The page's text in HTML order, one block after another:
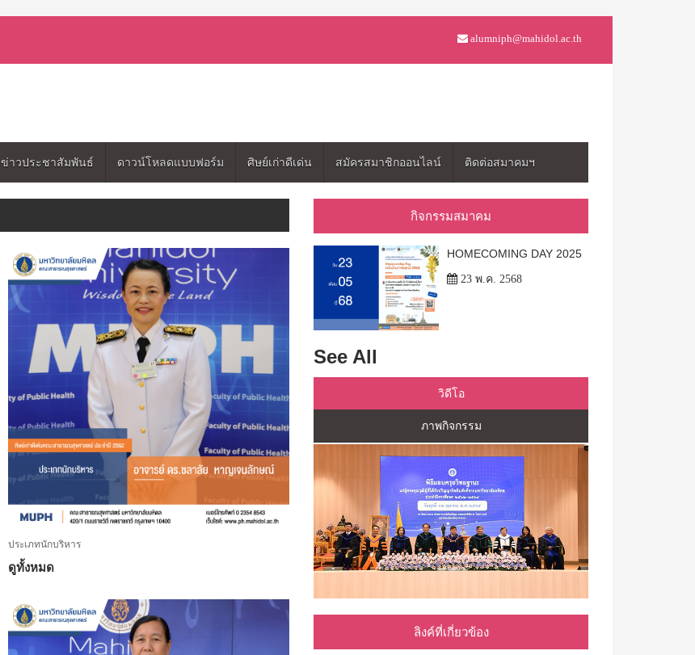
alumniph@mahidol.ac.th
ข่าวประชาสัมพันธ์ ดาวน์โหลดแบบฟอร์ม ศิษย์เก่าดีเด่น สมัครสมาชิกออนไลน์ ติดต่อสมาคมฯ
ประเภทนักบริหาร
ดูทั้งหมด
กิจกรรมสมาคม
HOMECOMING DAY 2025
23 พ.ค. 2568
See All
วิดีโอ
ภาพกิจกรรม
ลิงค์ที่เกี่ยวข้อง